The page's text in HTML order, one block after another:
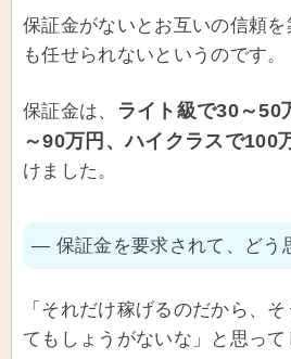
保証金がないとお互いの信頼
も任せられないというのです。
保証金は、
ライト級で30～50
～90万円、ハイクラスで100
けました。
― 保証金を要求されて、どう
「それだけ稼げるのだから、
てもしょうがないな」と思って